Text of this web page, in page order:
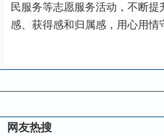
民服务等志愿服务活动，不断提
感、获得感和归属感，用心用情
网友热搜